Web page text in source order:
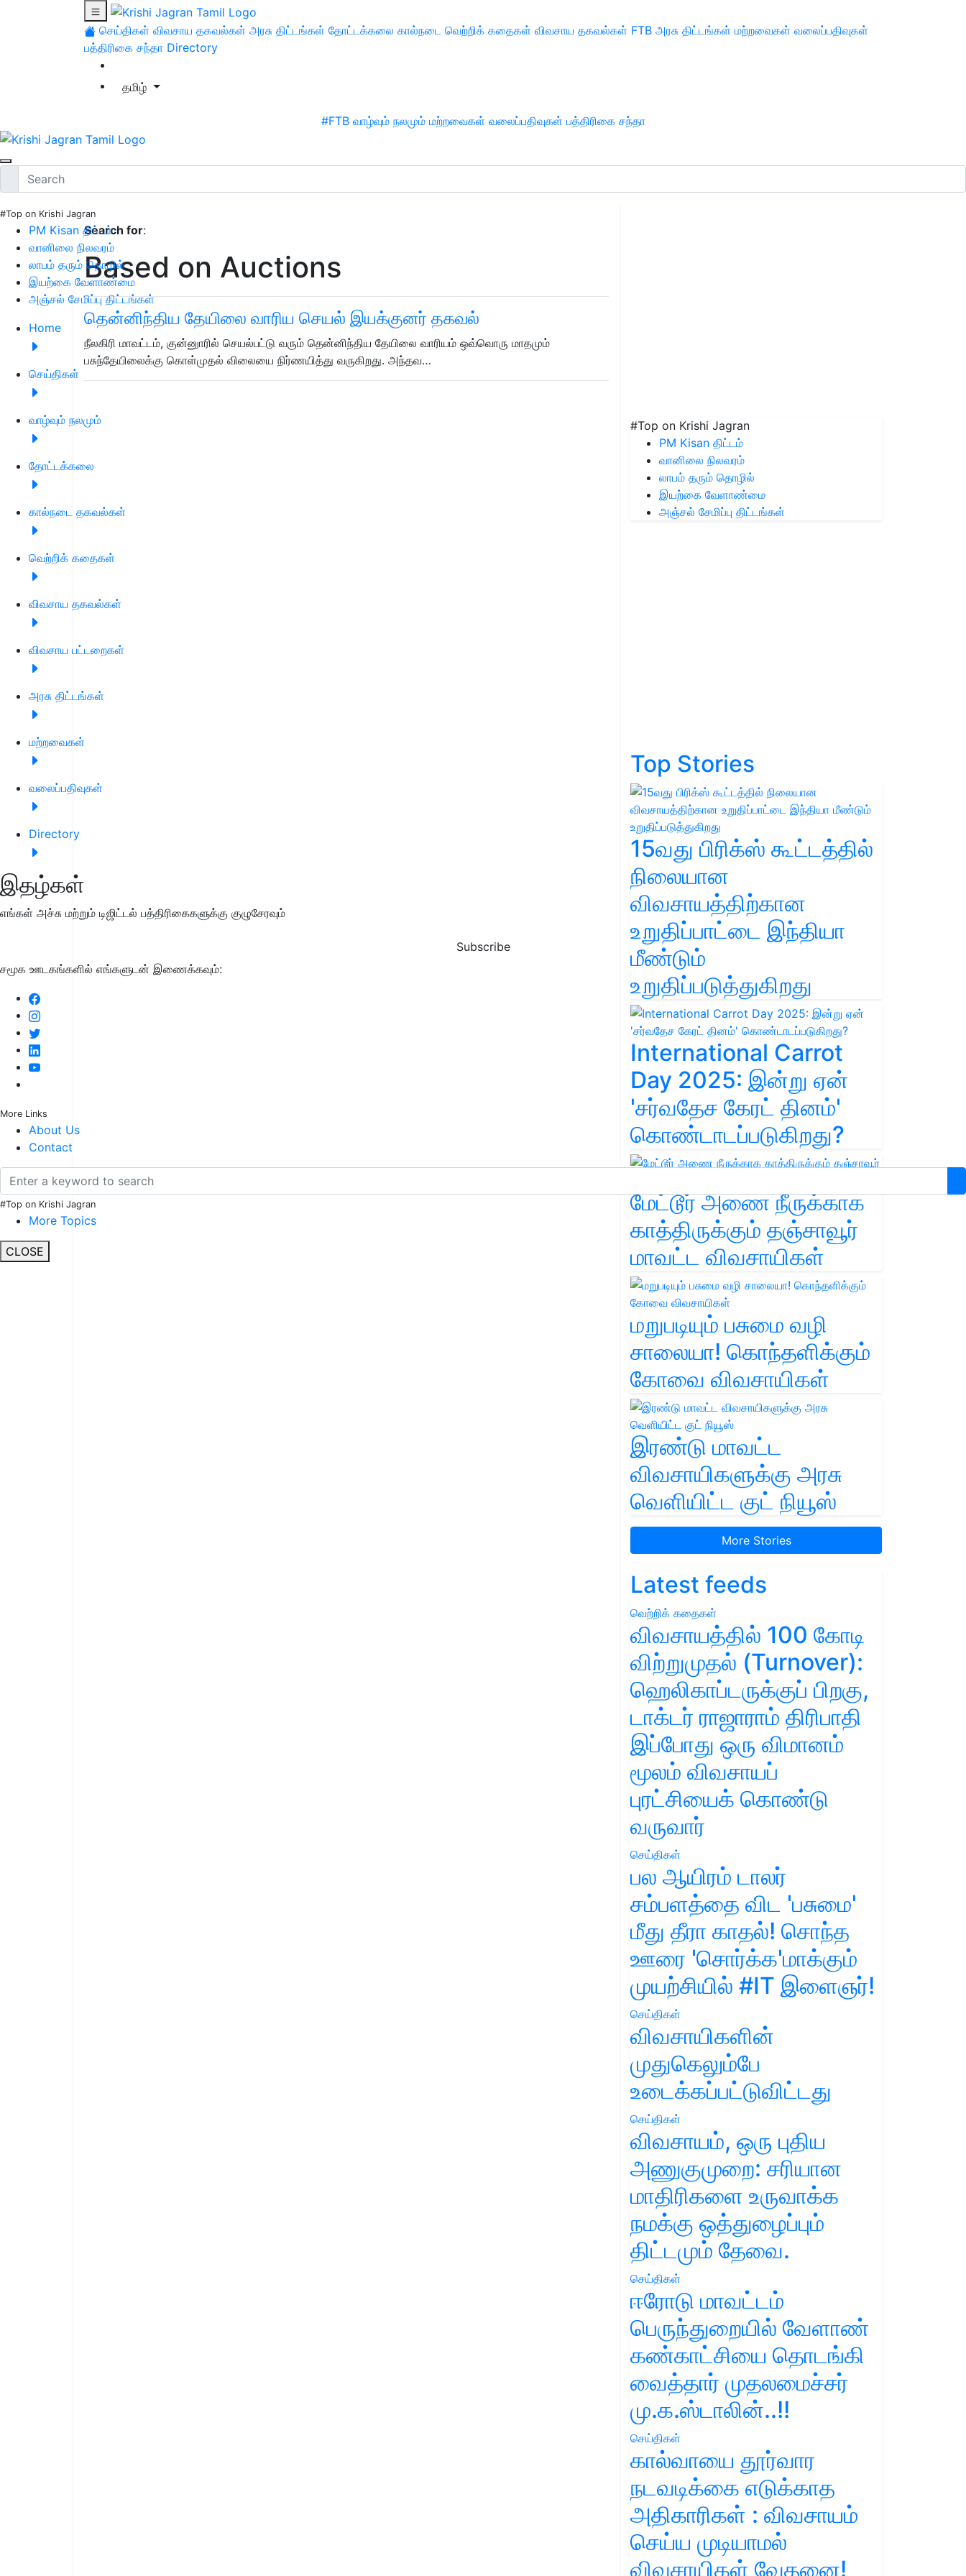
செய்திகள் விவசாய தகவல்கள் அரசு திட்டங்கள் தோட்டக்கலை கால்நடை வெற்றிக் கதைகள் விவசாய தகவல்கள் FTB அரசு திட்டங்கள் மற்றவைகள் வலைப்பதிவுகள்
பத்திரிகை சந்தா Directory
தமிழ்
#FTB வாழ்வும் நலமும் மற்றவைகள் வலைப்பதிவுகள் பத்திரிகை சந்தா
#Top on Krishi Jagran
PM Kisan திட்டம்
வானிலை நிலவரம்
லாபம் தரும் தொழில்
இயற்கை வேளாண்மை
அஞ்சல் சேமிப்பு திட்டங்கள்
Home
செய்திகள்
வாழ்வும் நலமும்
தோட்டக்கலை
கால்நடை தகவல்கள்
வெற்றிக் கதைகள்
விவசாய தகவல்கள்
விவசாய பட்டறைகள்
அரசு திட்டங்கள்
மற்றவைகள்
வலைப்பதிவுகள்
Directory
இதழ்கள்
எங்கள் அச்சு மற்றும் டிஜிட்டல் பத்திரிகைகளுக்கு குழுசேரவும்
Subscribe
சமூக ஊடகங்களில் எங்களுடன் இணைக்கவும்:
More Links
About Us
Contact
#Top on Krishi Jagran
More Topics
CLOSE
Search for:
Based on Auctions
தென்னிந்திய தேயிலை வாரிய செயல் இயக்குனர் தகவல்
நீலகிரி மாவட்டம், குன்னுாரில் செயல்பட்டு வரும் தென்னிந்திய தேயிலை வாரியம் ஒவ்வொரு மாதமும்
பசுந்தேயிலைக்கு கொள்முதல் விலையை நிர்ணயித்து வருகிறது. அந்தவ…
#Top on Krishi Jagran
PM Kisan திட்டம்
வானிலை நிலவரம்
லாபம் தரும் தொழில்
இயற்கை வேளாண்மை
அஞ்சல் சேமிப்பு திட்டங்கள்
Top Stories
15வது பிரிக்ஸ் கூட்டத்தில்
நிலையான
விவசாயத்திற்கான
உறுதிப்பாட்டை இந்தியா
மீண்டும்
உறுதிப்படுத்துகிறது
International Carrot
Day 2025: இன்று ஏன்
'சர்வதேச கேரட் தினம்'
கொண்டாடப்படுகிறது?
மேட்டூர் அணை நீருக்காக
காத்திருக்கும் தஞ்சாவூர்
மாவட்ட விவசாயிகள்
மறுபடியும் பசுமை வழி
சாலையா! கொந்தளிக்கும்
கோவை விவசாயிகள்
இரண்டு மாவட்ட
விவசாயிகளுக்கு அரசு
வெளியிட்ட குட் நியூஸ்
More Stories
Latest feeds
வெற்றிக் கதைகள்
விவசாயத்தில் 100 கோடி
விற்றுமுதல் (Turnover):
ஹெலிகாப்டருக்குப் பிறகு,
டாக்டர் ராஜாராம் திரிபாதி
இப்போது ஒரு விமானம்
மூலம் விவசாயப்
புரட்சியைக் கொண்டு
வருவார்
செய்திகள்
பல ஆயிரம் டாலர்
சம்பளத்தை விட 'பசுமை'
மீது தீரா காதல்! சொந்த
ஊரை 'சொர்க்க'மாக்கும்
முயற்சியில் #IT இளைஞர்!
செய்திகள்
விவசாயிகளின்
முதுகெலும்பே
உடைக்கப்பட்டுவிட்டது
செய்திகள்
விவசாயம், ஒரு புதிய
அணுகுமுறை: சரியான
மாதிரிகளை உருவாக்க
நமக்கு ஒத்துழைப்பும்
திட்டமும் தேவை.
செய்திகள்
ஈரோடு மாவட்டம்
பெருந்துறையில் வேளாண்
கண்காட்சியை தொடங்கி
வைத்தார் முதலமைச்சர்
மு.க.ஸ்டாலின்..!!
செய்திகள்
கால்வாயை தூர்வார
நடவடிக்கை எடுக்காத
அதிகாரிகள் : விவசாயம்
செய்ய முடியாமல்
விவசாயிகள் வேதனை!